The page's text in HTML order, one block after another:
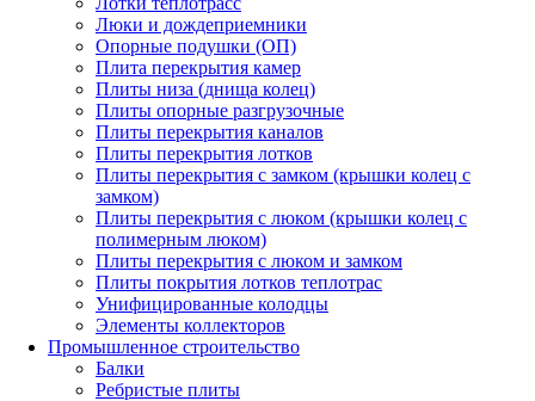
Люки и дождеприемники
Опорные подушки (ОП)
Плита перекрытия камер
Плиты низа (днища колец)
Плиты опорные разгрузочные
Плиты перекрытия каналов
Плиты перекрытия лотков
Плиты перекрытия с замком (крышки колец с
замком)
Плиты перекрытия с люком (крышки колец с
полимерным люком)
Плиты перекрытия с люком и замком
Плиты покрытия лотков теплотрас
Унифицированные колодцы
Элементы коллекторов
Промышленное строительство
Балки
Ребристые плиты